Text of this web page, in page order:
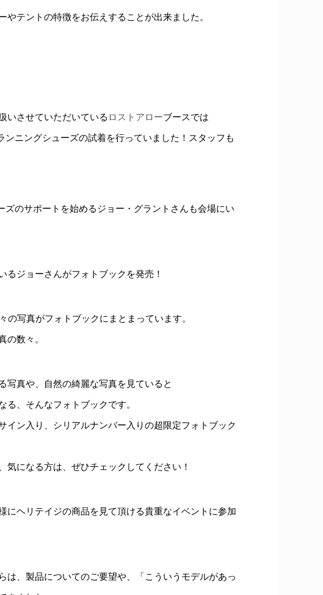
テントの特徴をお伝えすることが出来ました。
いさせていただいている ロストアローブースでは
ンニングシューズの試着を行っていました！スタッフも
ズのサポートを始めるジョー・グラントさんも会場にい
るジョーさんがフォトブックを発売！
の写真がフォトブックにまとまっています。
の数々。
写真や、自然の綺麗な写真を見ていると
る、そんなフォトブックです。
イン入り、シリアルナンバー入りの超限定フォトブック
になる方は、ぜひチェックしてください！
にヘリテイジの商品を見て頂ける貴重なイベントに参加
は、製品についてのご要望や、「こういうモデルがあっ